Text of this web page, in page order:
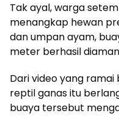
Tak ayal, warga
menangkap hewan
dan umpan ayam,
meter berhasil
Dari video yang
reptil ganas itu
buaya tersebut